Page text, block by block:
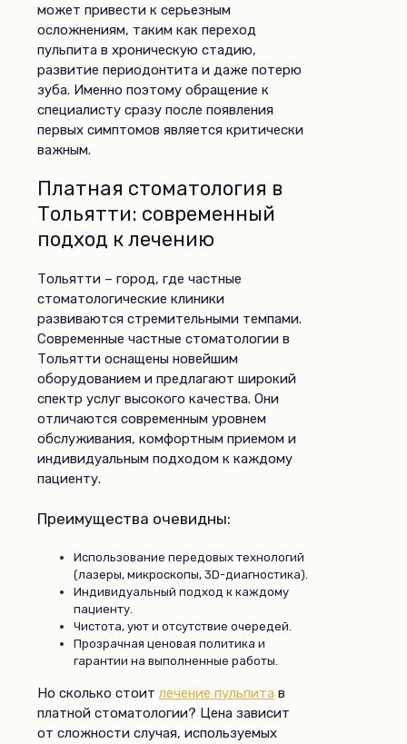
может привести к серьезным
осложнениям, таким как переход
пульпита в хроническую стадию,
развитие периодонтита и даже потерю
зуба. Именно поэтому обращение к
специалисту сразу после появления
первых симптомов является критически
важным.
Платная стоматология в
Тольятти: современный
подход к лечению
Тольятти – город, где частные
стоматологические клиники
развиваются стремительными темпами.
Современные частные стоматологии в
Тольятти оснащены новейшим
оборудованием и предлагают широкий
спектр услуг высокого качества. Они
отличаются современным уровнем
обслуживания, комфортным приемом и
индивидуальным подходом к каждому
пациенту.
Преимущества очевидны:
Использование передовых технологий
(лазеры, микроскопы, 3D-диагностика).
Индивидуальный подход к каждому
пациенту.
Чистота, уют и отсутствие очередей.
Прозрачная ценовая политика и
гарантии на выполненные работы.
Но сколько стоит лечение пульпита в
платной стоматологии? Цена зависит
от сложности случая, используемых